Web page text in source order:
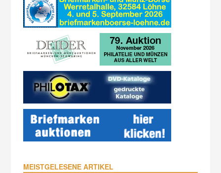
MEISTGELESENE ARTIKEL